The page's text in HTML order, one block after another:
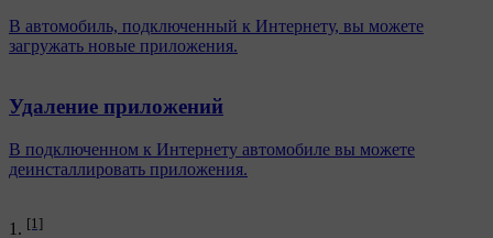
[1]
В автомобиль, подключенный к Интернету, вы можете
загружать новые приложения.
Удаление приложений
В подключенном к Интернету автомобиле вы можете
деинсталлировать приложения.